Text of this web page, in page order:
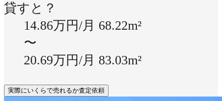
貸すと？
14.86万円/月 68.22m²
〜
20.69万円/月 83.03m²
実際にいくらで売れるか査定依頼